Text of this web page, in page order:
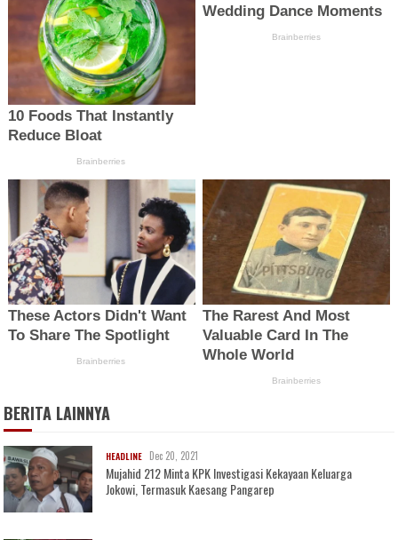
BERITA LAINNYA
HEADLINE Dec 20, 2021
Mujahid 212 Minta KPK Investigasi Kekayaan Keluarga
Jokowi, Termasuk Kaesang Pangarep